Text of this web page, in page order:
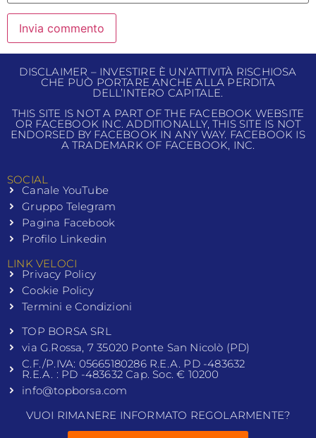
DISCLAIMER – INVESTIRE È UN’ATTIVITÀ RISCHIOSA
CHE PUÒ PORTARE ANCHE ALLA PERDITA
DELL’INTERO CAPITALE.
THIS SITE IS NOT A PART OF THE FACEBOOK WEBSITE
OR FACEBOOK INC. ADDITIONALLY, THIS SITE IS NOT
ENDORSED BY FACEBOOK IN ANY WAY. FACEBOOK IS
A TRADEMARK OF FACEBOOK, INC.
SOCIAL
Canale YouTube
Gruppo Telegram
Pagina Facebook
Profilo Linkedin
LINK VELOCI
Privacy Policy
Cookie Policy
Termini e Condizioni
TOP BORSA SRL
via G.Rossa, 7 35020 Ponte San Nicolò (PD)
C.F./P.IVA: 05665180286 R.E.A. PD -483632
R.E.A. : PD -483632 Cap. Soc. € 10200
info@topborsa.com
VUOI RIMANERE INFORMATO REGOLARMENTE?